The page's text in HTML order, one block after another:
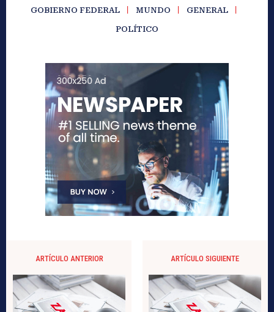
GOBIERNO FEDERAL MUNDO GENERAL
POLÍTICO
ARTÍCULO ANTERIOR ARTÍCULO SIGUIENTE